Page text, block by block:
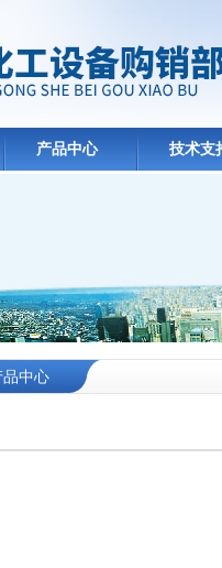
产品中心 技术支
品中心